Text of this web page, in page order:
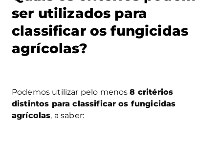
ser utilizados para
classificar os fungicidas
agrícolas?
Podemos utilizar pelo menos8 critérios
distintos para classificar os fungicidas
agrícolas, a saber: